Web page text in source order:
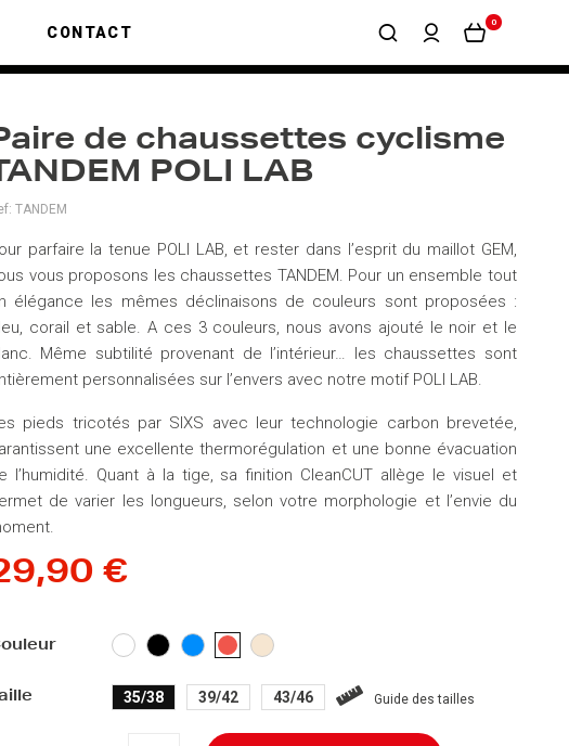
CONTACT
0
de chaussettes cyclisme
POLI LAB
TANDEM
parfaire la tenue POLI LAB, et rester dans l’esprit du maillot GEM,
vous proposons les chaussettes TANDEM. Pour un ensemble tout
élégance les mêmes déclinaisons de couleurs sont proposées :
corail et sable. A ces 3 couleurs, nous avons ajouté le noir et le
Même subtilité provenant de l’intérieur… les chaussettes sont
personnalisées sur l’envers avec notre motif POLI LAB.
pieds tricotés par SIXS avec leur technologie carbon brevetée,
une excellente thermorégulation et une bonne évacuation
l’humidité. Quant à la tige, sa finition CleanCUT allège le visuel et
de varier les longueurs, selon votre morphologie et l’envie du
€
BLANCNOIRBLEU
CLAIR
CORAILBEIGE
35/38 39/42 43/46 Guide des tailles